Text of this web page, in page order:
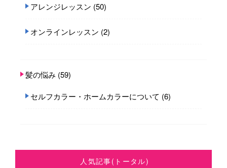
アレンジレッスン (50)
オンラインレッスン (2)
髪の悩み (59)
セルフカラー・ホームカラーについて (6)
人気記事(トータル)